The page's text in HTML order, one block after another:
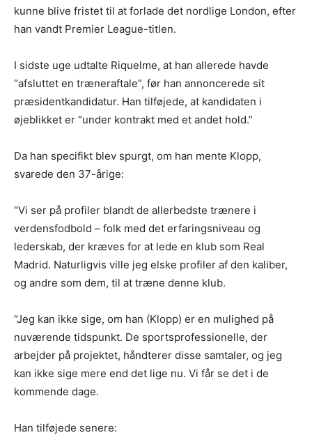
kunne blive fristet til at forlade det nordlige London, efter
han vandt Premier League-titlen.
I sidste uge udtalte Riquelme, at han allerede havde
“afsluttet en træneraftale”, før han annoncerede sit
præsidentkandidatur. Han tilføjede, at kandidaten i
øjeblikket er “under kontrakt med et andet hold.”
Da han specifikt blev spurgt, om han mente Klopp,
svarede den 37-årige:
“Vi ser på profiler blandt de allerbedste trænere i
verdensfodbold – folk med det erfaringsniveau og
lederskab, der kræves for at lede en klub som Real
Madrid. Naturligvis ville jeg elske profiler af den kaliber,
og andre som dem, til at træne denne klub.
“Jeg kan ikke sige, om han (Klopp) er en mulighed på
nuværende tidspunkt. De sportsprofessionelle, der
arbejder på projektet, håndterer disse samtaler, og jeg
kan ikke sige mere end det lige nu. Vi får se det i de
kommende dage.
Han tilføjede senere: